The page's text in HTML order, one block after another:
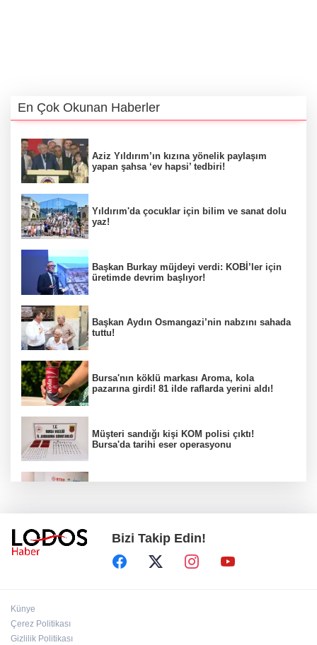
En Çok Okunan Haberler
Aziz Yıldırım’ın kızına yönelik paylaşım
yapan şahsa ‘ev hapsi’ tedbiri!
Yıldırım'da çocuklar için bilim ve sanat dolu
yaz!
Başkan Burkay müjdeyi verdi: KOBİ’ler için
üretimde devrim başlıyor!
Başkan Aydın Osmangazi’nin nabzını sahada
tuttu!
Bursa'nın köklü markası Aroma, kola
pazarına girdi! 81 ilde raflarda yerini aldı!
Müşteri sandığı kişi KOM polisi çıktı!
Bursa'da tarihi eser operasyonu
Yıldırım Belediyesi'nden uluslararası
geleceğe taşınacak!
Bizi Takip Edin!
Künye
Çerez Politikası
Gizlilik Politikası